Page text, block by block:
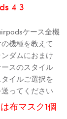
4 3
ケース全機
機種を教えて
ダムにおまけ
スのスタイル
イルご選択を
ってください
布マスク1個